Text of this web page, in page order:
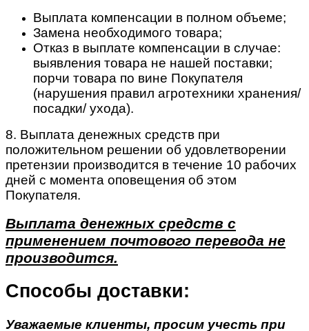
Выплата компенсации в полном объеме;
Замена необходимого товара;
Отказ в выплате компенсации в случае:
выявления товара не нашей поставки;
порчи товара по вине Покупателя
(нарушения правил агротехники хранения/
посадки/ ухода).
8. Выплата денежных средств при
положительном решении об удовлетворении
претензии производится в течение 10 рабочих
дней с момента оповещения об этом
Покупателя.
Выплата денежных средств с
применением почтового перевода не
производится.
Способы доставки:
Уважаемые клиенты, просим учесть при